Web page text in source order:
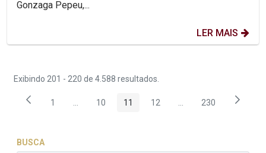
Gonzaga Pepeu,...
LER MAIS
Exibindo 201 - 220 de 4.588 resultados.
Página
1 Páginas intermediárias Usar ABA para navegar.
Página
10 Página
11 Página
12 PáginasPágina
230
BUSCA